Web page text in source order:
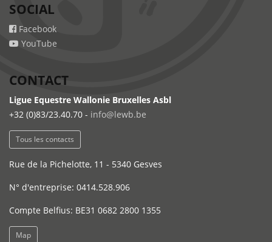
SOCIAL
Facebook
YouTube
CONTACT
Ligue Equestre Wallonie Bruxelles Asbl
+32 (0)83/23.40.70 - info@lewb.be
Tous les contacts
Rue de la Pichelotte, 11 - 5340 Gesves
N° d'entreprise: 0414.528.906
Compte Belfius: BE31 0682 2800 1355
Map